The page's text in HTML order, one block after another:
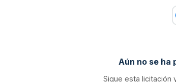
Aún no se ha
Sigue esta licitación